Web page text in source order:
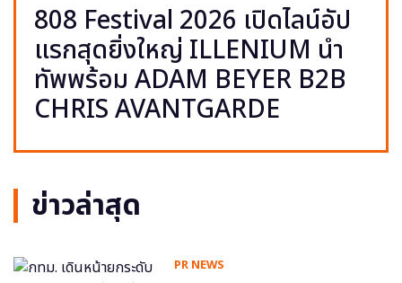
808 Festival 2026 เปิดไลน์อัป
แรกสุดยิ่งใหญ่ ILLENIUM นำ
ทัพพร้อม ADAM BEYER B2B
CHRIS AVANTGARDE
ข่าวล่าสุด
PR NEWS